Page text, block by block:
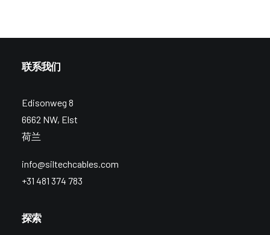
联系我们
Edisonweg 8
6662 NW, Elst
荷兰
info@siltechcables.com
+31 481 374 783
探索